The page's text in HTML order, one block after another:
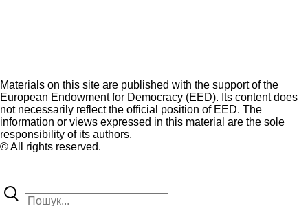
Materials on this site are published with the support of the
European Endowment for Democracy (EED). Its content does
not necessarily reflect the official position of EED. The
information or views expressed in this material are the sole
responsibility of its authors.
© All rights reserved.